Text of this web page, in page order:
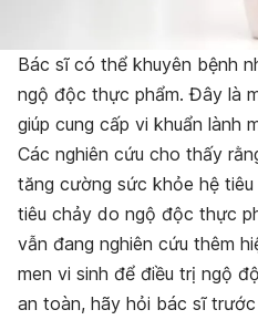
Bác sĩ có thể khuyên bệnh
ngộ độc thực phẩm. Đây là
giúp cung cấp vi khuẩn lành
Các nghiên cứu cho thấy
tăng cường sức khỏe hệ
tiêu chảy do ngộ độc thực
vẫn đang nghiên cứu thêm
men vi sinh để điều trị ngộ
an toàn, hãy hỏi bác sĩ